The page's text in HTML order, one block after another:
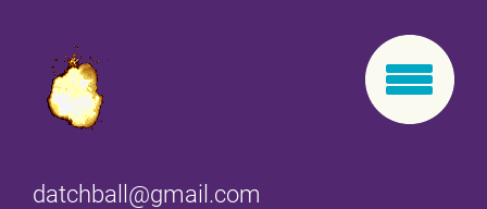
datchball@gmail.com